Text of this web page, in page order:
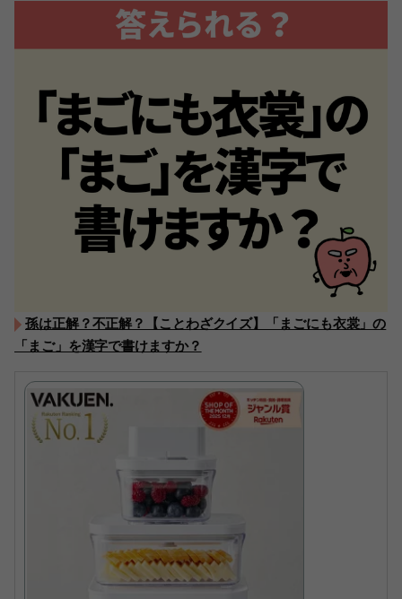
孫は正解？不正解？【ことわざクイズ】「まごにも衣裳」の
「まご」を漢字で書けますか？